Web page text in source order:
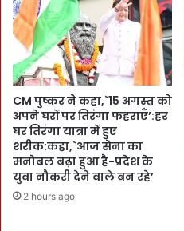
जां
बा
जों
ग
मि
ल
म
की
ब
र्फी
ली
का
स
के
ए
क
ई
यो
ज
ना
ओं
का
CM पुष्कर ने कहा,`15 अगस्त को
अपने घरों पर तिरंगा फहराएँ’:हर
घर तिरंगा यात्रा में हुए
शरीक:कहा,`आज सेना का
मनोबल बढ़ा हुआ है-प्रदेश के
युवा नौकरी देने वाले बन रहे’
2 hours ago